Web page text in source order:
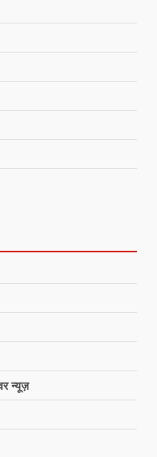
न्यूज़